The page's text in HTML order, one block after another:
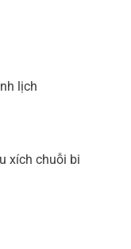
lịch
xích chuỗi bi